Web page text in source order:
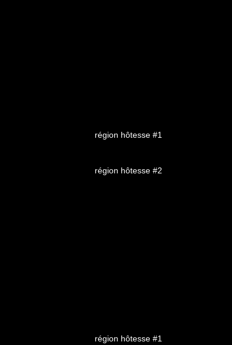
région hôtesse #1
région hôtesse #2
région hôtesse #1